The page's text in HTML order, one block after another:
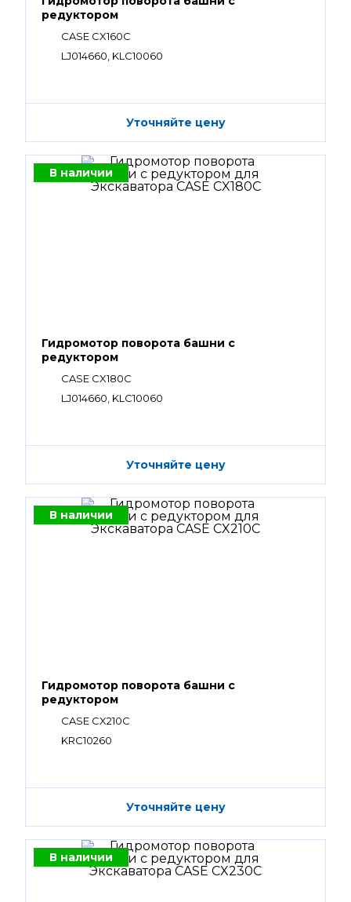
редуктором
CASE CX160C
LJ014660, KLC10060
Уточняйте цену
В наличии
Гидромотор поворота башни с
редуктором
CASE CX180C
LJ014660, KLC10060
Уточняйте цену
В наличии
Гидромотор поворота башни с
редуктором
CASE CX210C
KRC10260
Уточняйте цену
В наличии